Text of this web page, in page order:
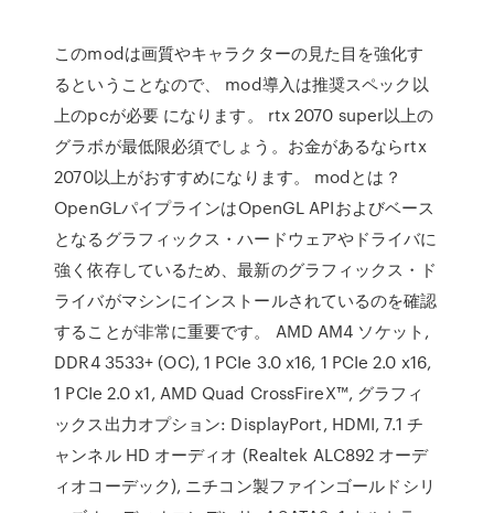
このmodは画質やキャラクターの見た目を強化す
るということなので、 mod導入は推奨スペック以
上のpcが必要 になります。 rtx 2070 super以上の
グラボが最低限必須でしょう。お金があるならrtx
2070以上がおすすめになります。 modとは？
OpenGLパイプラインはOpenGL APIおよびベース
となるグラフィックス・ハードウェアやドライバに
強く依存しているため、最新のグラフィックス・ド
ライバがマシンにインストールされているのを確認
することが非常に重要です。 AMD AM4 ソケット,
DDR4 3533+ (OC), 1 PCIe 3.0 x16, 1 PCIe 2.0 x16,
1 PCIe 2.0 x1, AMD Quad CrossFireX™, グラフィ
ックス出力オプション: DisplayPort, HDMI, 7.1 チ
ャンネル HD オーディオ (Realtek ALC892 オーデ
ィオコーデック), ニチコン製ファインゴールドシリ